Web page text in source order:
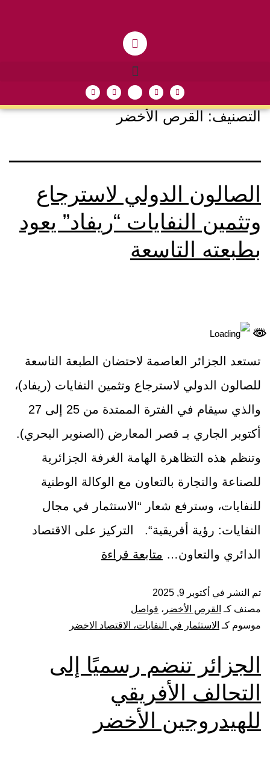
التصنيف:القرص الأخضر
الصالون الدولي لاسترجاع
وتثمين النفايات “ريفاد” يعود
بطبعته التاسعة
تستعد الجزائر العاصمة لاحتضان الطبعة التاسعة
للصالون الدولي لاسترجاع وتثمين النفايات (ريفاد)،
والذي سيقام في الفترة الممتدة من 25 إلى 27
أكتوبر الجاري بـ قصر المعارض (الصنوبر البحري).
وتنظم هذه التظاهرة الهامة الغرفة الجزائرية
للصناعة والتجارة بالتعاون مع الوكالة الوطنية
للنفايات، وسترفع شعار “الاستثمار في مجال
النفايات: رؤية أفريقية“. التركيز على الاقتصاد
الدائري والتعاون… متابعة قراءة
تم النشر في أكتوبر 9, 2025
مصنف كـ القرص الأخضر ، فواصل
موسوم كـ الاستثمار في النفايات، الاقتصاد الاخضر
الجزائر تنضم رسميًا إلى
التحالف الأفريقي
للهيدروجين الأخضر